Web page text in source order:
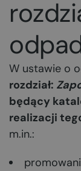
W ustawie o
rozdział:
będący
realizacji
m.in.: